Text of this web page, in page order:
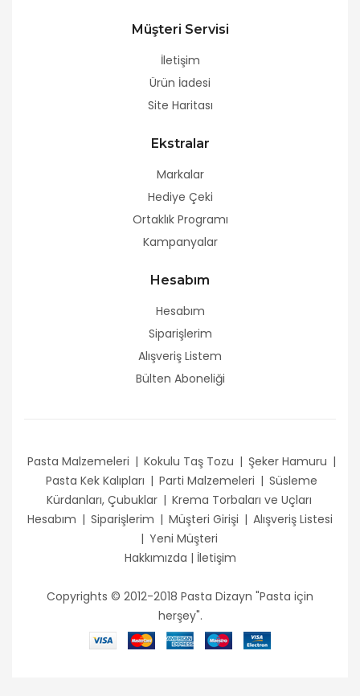
Müşteri Servisi
İletişim
Ürün İadesi
Site Haritası
Ekstralar
Markalar
Hediye Çeki
Ortaklık Programı
Kampanyalar
Hesabım
Hesabım
Siparişlerim
Alışveriş Listem
Bülten Aboneliği
Pasta Malzemeleri | Kokulu Taş Tozu | Şeker Hamuru |
Pasta Kek Kalıpları | Parti Malzemeleri | Süsleme
Kürdanları, Çubuklar | Krema Torbaları ve Uçları
Hesabım | Siparişlerim | Müşteri Girişi | Alışveriş Listesi
| Yeni Müşteri
Hakkımızda | İletişim
Copyrights © 2012-2018 Pasta Dizayn "Pasta için
herşey".